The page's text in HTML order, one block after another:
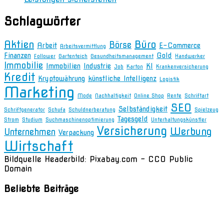
Schlagwörter
Aktien Arbeit Arbeitsvermittlung Börse Büro E-Commerce
Finanzen Follower Gartenteich Gesundheitsmanagement Gold Handwerker
Immobilie Immobilien Industrie Job Karton KI Krankenversicherung
Kredit Kryptowährung künstliche Intelligenz Logistik
Marketing Mode Nachhaltigkeit Online Shop Rente Schriftart
Schriftgenerator Schufa Schuldnerberatung Selbständigkeit SEO
Spielzeug
Strom
Studium Suchmaschinenoptimierung Tagesgeld Unterhaltungskünstler
Unternehmen Verpackung Versicherung Werbung
Wirtschaft
Bildquelle Headerbild: Pixabay.com - CC0 Public
Domain
Beliebte Beiträge